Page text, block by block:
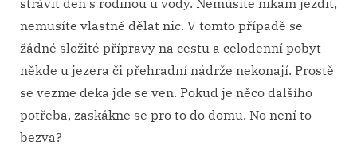
strávit den s rodinou u vody. Nemusíte nikam jezdit,
nemusíte vlastně dělat nic. V tomto případě se
žádné složité přípravy na cestu a celodenní pobyt
někde u jezera či přehradní nádrže nekonají. Prostě
se vezme deka jde se ven. Pokud je něco dalšího
potřeba, zaskákne se pro to do domu. No není to
bezva?